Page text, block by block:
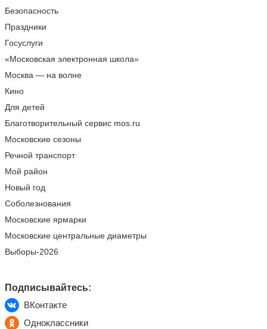
Безопасность
Праздники
Госуслуги
«Московская электронная школа»
Москва — на волне
Кино
Для детей
Благотворительный сервис mos.ru
Московские сезоны
Речной транспорт
Мой район
Новый год
Соболезнования
Московские ярмарки
Московские центральные диаметры
Выборы-2026
Подписывайтесь:
ВКонтакте
Одноклассники